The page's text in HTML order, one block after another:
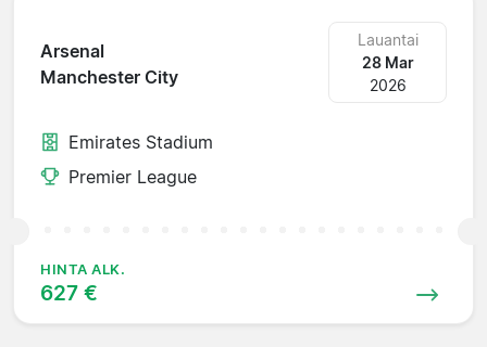
Arsenal
Manchester City
Lauantai
28 Mar
2026
Emirates Stadium
Premier League
HINTA ALK.
627 €